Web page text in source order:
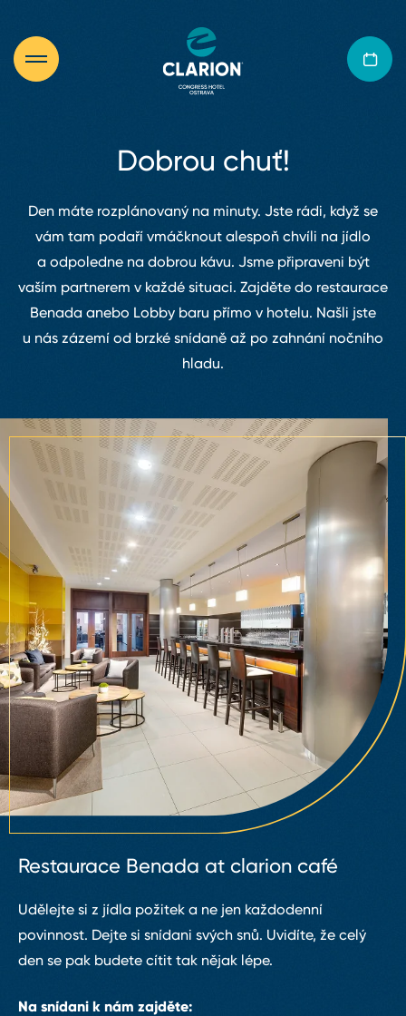
Dobrou chuť!
Den máte rozplánovaný na minuty. Jste rádi, když se
vám tam podaří vmáčknout alespoň chvíli na jídlo
a odpoledne na dobrou kávu. Jsme připraveni být
vaším partnerem v každé situaci. Zajděte do restaurace
Benada anebo Lobby baru přímo v hotelu. Našli jste
u nás zázemí od brzké snídaně až po zahnání nočního
hladu.
Restaurace Benada at clarion café
Udělejte si z jídla požitek a ne jen každodenní
povinnost. Dejte si snídani svých snů. Uvidíte, že celý
den se pak budete cítit tak nějak lépe.
Na snídani k nám zajděte: